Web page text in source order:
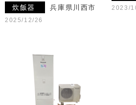
炊飯器 兵庫県川西市
2025/12/26
2023/